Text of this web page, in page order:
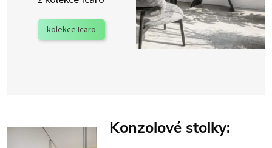
kolekce Icaro
Konzolové stolky: